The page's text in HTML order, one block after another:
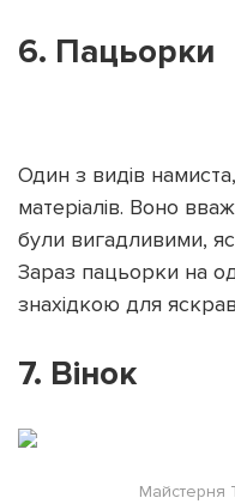
6. Пацьорки
Один з видів
матеріалів. Воно
були вигадливими,
Зараз пацьорки на
знахідкою для
7. Вінок
Майстерня